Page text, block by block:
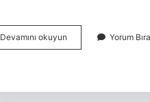
Devamını okuyun
Türk
Yorum